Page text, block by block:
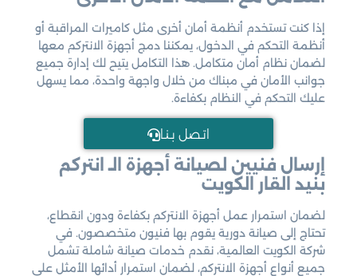
إذا كنت تستخدم أنظمة أمان أخرى مثل كاميرات المراقبة أو
أنظمة التحكم في الدخول، يمكننا دمج أجهزة الانتركم معها
لضمان نظام أمان متكامل. هذا التكامل يتيح لك إدارة جميع
جوانب الأمان في مبناك من خلال واجهة واحدة، مما يسهل
عليك التحكم في النظام بكفاءة.
اتـصل بـنـا
إرسال فنيين لصيانة أجهزة الـ انتركم
بنيد القار الكويت
لضمان استمرار عمل أجهزة الانتركم بكفاءة ودون انقطاع،
تحتاج إلى صيانة دورية يقوم بها فنيون متخصصون. في
شركة الكويت العالمية، نقدم خدمات صيانة شاملة تشمل
جميع أنواع أجهزة الانتركم، لضمان استمرار أدائها الأمثل على